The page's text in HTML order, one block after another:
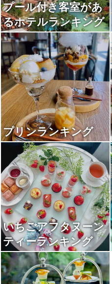
プール付き客室があ
るホテルランキング
プリンランキング
いちごアフタヌーン
ティーランキング